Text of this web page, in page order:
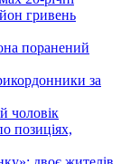
гривень
поранений
за
чоловік
позиціях,